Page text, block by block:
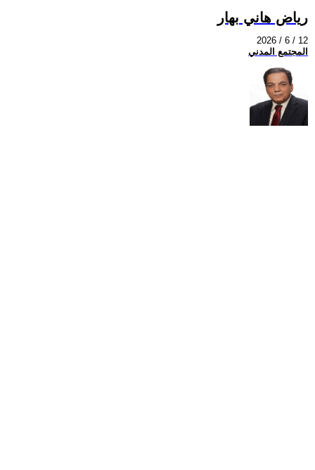
رياض هاني بهار
2026 / 6 / 12
المجتمع المدني